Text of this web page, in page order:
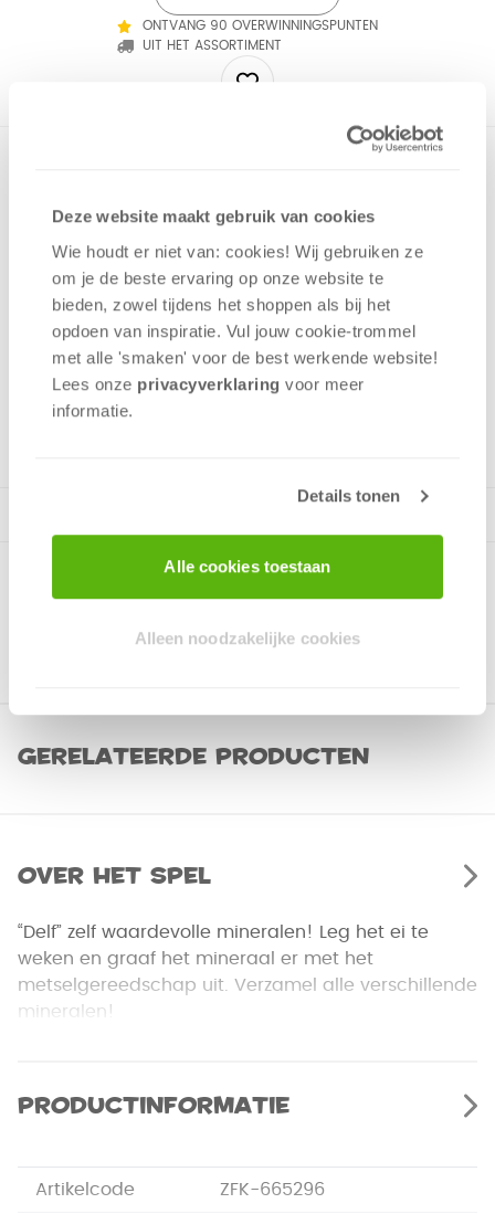
Deze website maakt gebruik van cookies
Wie houdt er niet van: cookies! Wij gebruiken ze
om je de beste ervaring op onze website te
bieden, zowel tijdens het shoppen als bij het
opdoen van inspiratie. Vul jouw cookie-trommel
met alle 'smaken' voor de best werkende website​!
Lees onze privacyverklaring voor meer
informatie.
Details tonen
Alle cookies toestaan
Alleen noodzakelijke cookies
ONTVANG 90 OVERWINNINGSPUNTEN
UIT HET ASSORTIMENT
Verzamel alle verschillende mineralen!BELANGRIJK:
volwassene! Houd kleine kinderen van de experimenten
weg. De doos bevat namelijk kleine onderdelen en stoffen
die bij inslikken of inademen gevaar voor de gezondheid
kunnen opleveren.
Gerelateerde producten
Over het spel
“Delf” zelf waardevolle mineralen! Leg het ei te
weken en graaf het mineraal er met het
metselgereedschap uit. Verzamel alle verschillende
mineralen!
begeleiding van een volwassene! Houd kleine
kinderen van de experimenten weg. De doos bevat
inslikken of inademen gevaar voor de gezondheid
kunnen opleveren.
Productinformatie
Artikelcode ZFK-665296